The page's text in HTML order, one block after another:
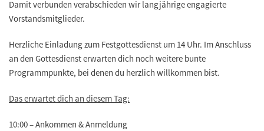
Damit verbunden verabschieden wir langjährige engagierte
Vorstandsmitglieder.
Herzliche Einladung zum Festgottesdienst um 14 Uhr. Im Anschluss
an den Gottesdienst erwarten dich noch weitere bunte
Programmpunkte, bei denen du herzlich willkommen bist.
Das erwartet dich an diesem Tag:
10:00 – Ankommen & Anmeldung